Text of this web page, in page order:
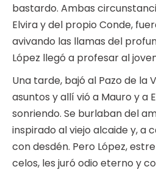
bastardo. Ambas
Elvira y del propio Conde,
avivando las llamas del
López llegó a profesar al
Una tarde, bajó al Pazo de la
asuntos y allí vió a Mauro y a
sonriendo. Se burlaban del
inspirado al viejo alcaide y, a
con desdén. Pero López,
celos, les juró odio eterno y